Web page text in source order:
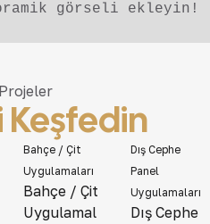
görseli ekleyin!
Keşfedin
Bahçe / Çit
Uygulamaları
View
Bahçe / Çit
Uygulamal
Dış Cephe
Panel
Uygulamaları
View
Dış Cephe